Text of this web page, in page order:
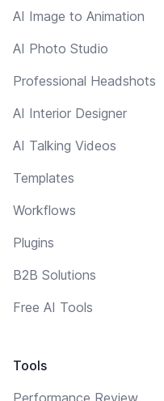
AI Image to Animation
AI Photo Studio
Professional Headshots
AI Interior Designer
AI Talking Videos
Templates
Workflows
Plugins
B2B Solutions
Free AI Tools
Tools
Performance Review